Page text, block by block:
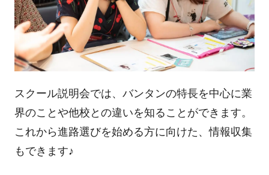
スクール説明会では、バンタンの特長を中心に業
界のことや他校との違いを知ることができます。
これから進路選びを始める方に向けた、情報収集
もできます♪